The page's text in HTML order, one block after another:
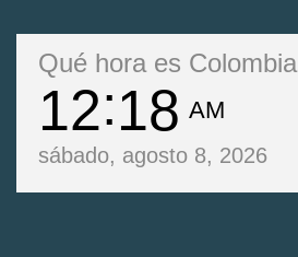
Qué hora es Colombia
12 18 AM
sábado, agosto 8, 2026